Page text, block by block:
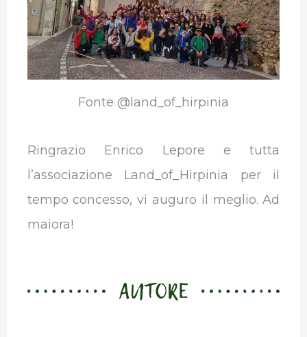
Fonte @land_of_hirpinia
Ringrazio Enrico Lepore e tutta
l’associazione Land_of_Hirpinia per il
tempo concesso, vi auguro il meglio. Ad
maiora!
AUTORE